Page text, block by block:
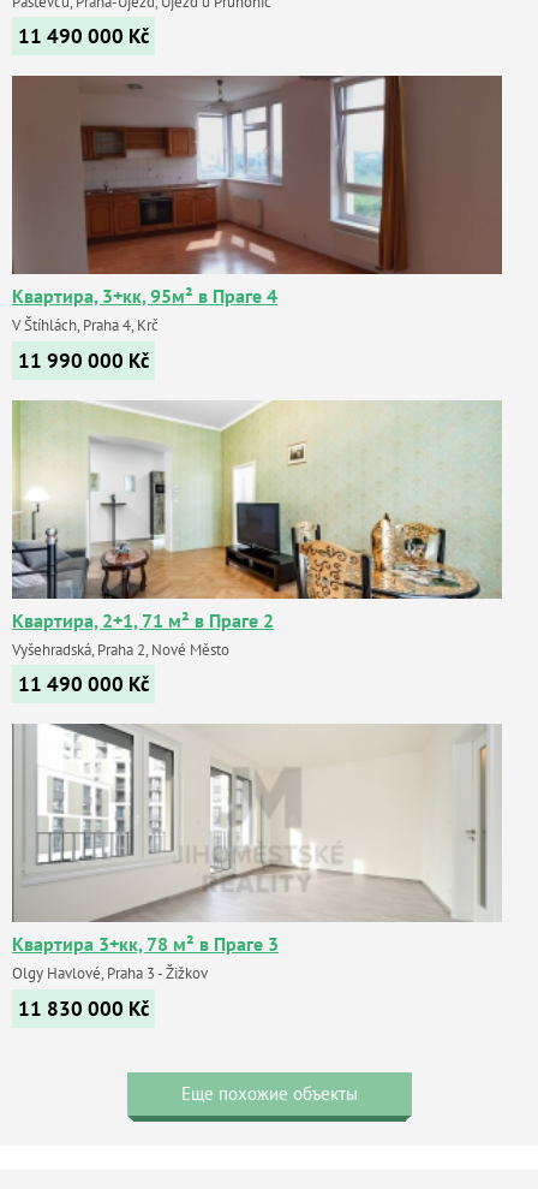
11 490 000 Kč
Квартира, 3+кк, 95м² в Праге 4
V Štíhlách, Praha 4, Krč
11 990 000 Kč
Квартира, 2+1, 71 м² в Праге 2
Vyšehradská, Praha 2, Nové Město
11 490 000 Kč
Квартира 3+кк, 78 м² в Праге 3
Olgy Havlové, Praha 3 - Žižkov
11 830 000 Kč
Еще похожие объекты